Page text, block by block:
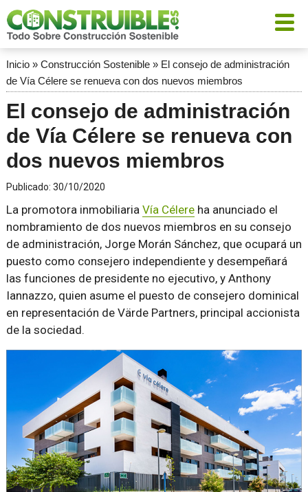
Inicio» Construcción Sostenible» El consejo de administración
de Vía Célere se renueva con dos nuevos miembros
El consejo de administración
de Vía Célere se renueva con
dos nuevos miembros
Publicado: 30/10/2020
La promotora inmobiliaria Vía Célereha anunciado el
nombramiento de dos nuevos miembros en su consejo
de administración, Jorge Morán Sánchez, que ocupará un
puesto como consejero independiente y desempeñará
las funciones de presidente no ejecutivo, y Anthony
Iannazzo, quien asume el puesto de consejero dominical
en representación de Värde Partners, principal accionista
de la sociedad.